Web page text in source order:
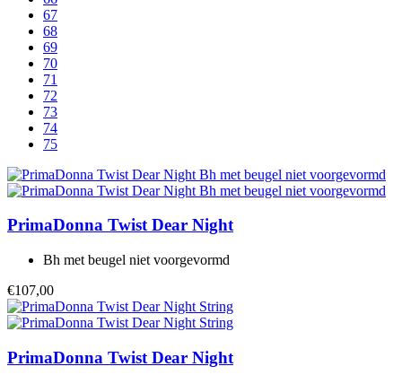
67
68
69
70
71
72
73
74
75
PrimaDonna TwistDear Night
Bh met beugel niet voorgevormd
€107,00
PrimaDonna Twist Dear Night